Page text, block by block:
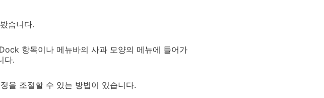
습니다.
항목이나 메뉴바의 사과 모양의 메뉴에 들어가
다.
을 조절할 수 있는 방법이 있습니다.